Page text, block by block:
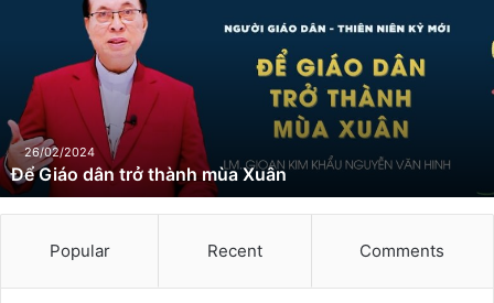
â
n
t
r
à
26/02/2024
Để Giáo dân trở thành mùa Xuân
Popular Recent Comments